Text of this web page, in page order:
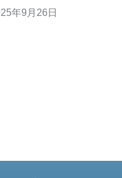
网易云的安全性极高，能
年9月26日